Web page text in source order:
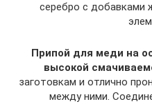
серебро с добавками
Припой для меди на
высокой
заготовкам и отлично
между ними.